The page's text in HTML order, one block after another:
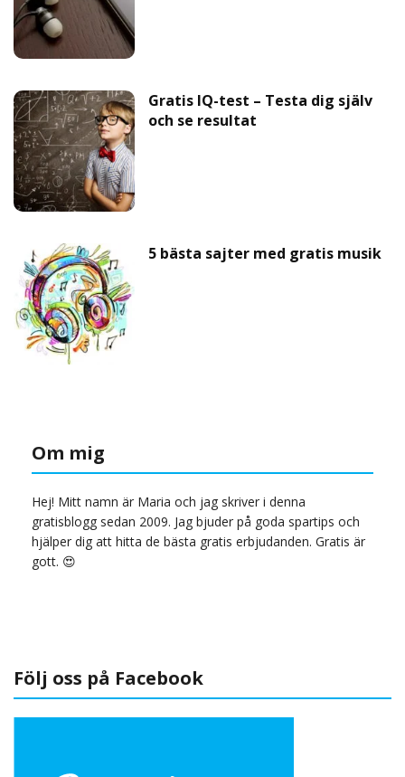
Gratis IQ-test – Testa dig själv
och se resultat
5 bästa sajter med gratis musik
Om mig
Hej! Mitt namn är Maria och jag skriver i denna
gratisblogg sedan 2009. Jag bjuder på goda spartips och
hjälper dig att hitta de bästa gratis erbjudanden. Gratis är
gott. 😍
Följ oss på Facebook